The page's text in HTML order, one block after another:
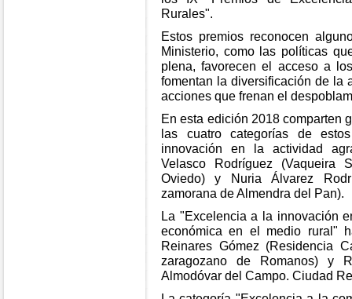
Rurales".
Estos premios reconocen
Ministerio, como las políticas
plena, favorecen el acceso a
fomentan la diversificación de la
acciones que frenan el
En esta edición 2018 comparten
las cuatro categorías de
innovación en la actividad
Velasco Rodríguez (Vaqueira
Oviedo) y Nuria Álvarez
zamorana de Almendra del Pan).
La "Excelencia a la innovación
económica en el medio rural"
Reinares Gómez (Residencia
zaragozano de Romanos) y
Almodóvar del Campo. Ciudad